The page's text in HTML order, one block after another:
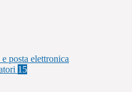
posta elettronica
15